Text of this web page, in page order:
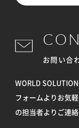
お問い合
WORLD
フォームよりお気
の担当者よりご連